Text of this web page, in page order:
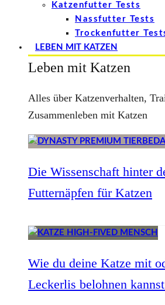
Katzenfutter Tests
Nassfutter Tests
Trockenfutter
LEBEN MIT KATZEN
Leben mit Katzen
Alles über Katzenverhalten,
Zusammenleben mit Katzen
Die Wissenschaft hinter
Futternäpfen für Katzen
Wie du deine Katze mit
Leckerlis belohnen